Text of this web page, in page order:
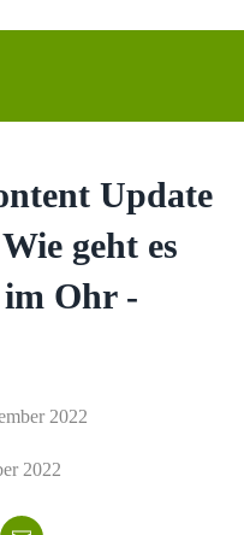
Update
geht es
Ohr -
2022
2022